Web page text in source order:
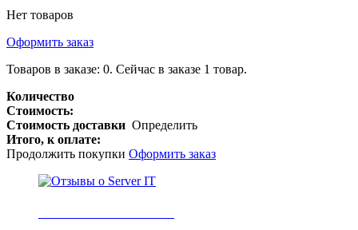
Нет товаров
Оформить заказ
Товаров в заказе: 0. Сейчас в заказе 1 товар.
Количество
Стоимость:
Стоимость доставки Определить
Итого, к оплате:
Продолжить покупки Оформить заказ